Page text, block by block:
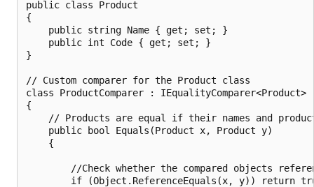
public class Product
{
    public string Name { get; set; }
    public int Code { get; set; }
}
// Custom comparer for the Product class
class ProductComparer : IEqualityComparer<Product>
{
// Products are equal if their names and
    public bool Equals(Product x, Product y)
    {
//Check whether the compared objects
if (Object.ReferenceEquals(x, y)) return